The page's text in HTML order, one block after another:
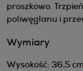
proszkowo.
poliwęglanu i
Wymiary
Wysokość: 36,5